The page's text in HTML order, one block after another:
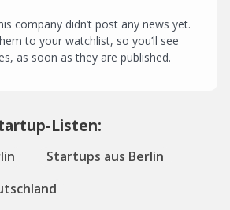
company didn’t post any news yet.
to your watchlist, so you’ll see
as soon as they are published.
Listen:
Startups aus Berlin